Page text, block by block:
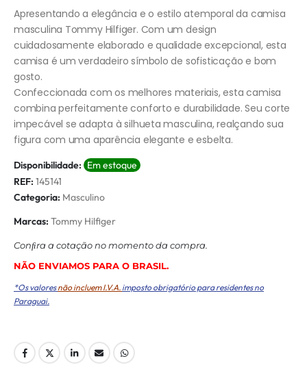
Apresentando a elegância e o estilo atemporal da camisa
masculina Tommy Hilfiger. Com um design
cuidadosamente elaborado e qualidade excepcional, esta
camisa é um verdadeiro símbolo de sofisticação e bom
gosto.
Confeccionada com os melhores materiais, esta camisa
combina perfeitamente conforto e durabilidade. Seu corte
impecável se adapta à silhueta masculina, realçando sua
figura com uma aparência elegante e esbelta.
Disponibilidade: Em estoque
REF: 145141
Categoria: Masculino
Marcas: Tommy Hilfiger
Conﬁra a cotação no momento da compra.
NÃO ENVIAMOS PARA O BRASIL.
*Os valoresnão incluem I.V.A. imposto obrigatório para residentes no
Paraguai.